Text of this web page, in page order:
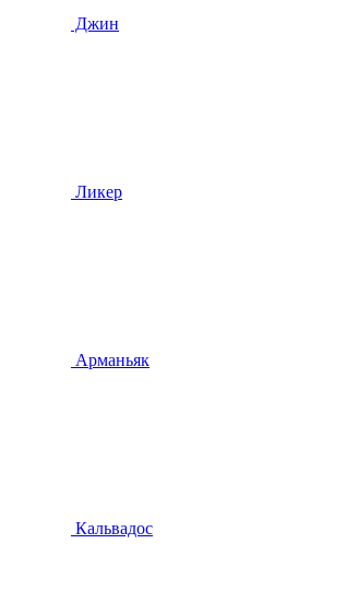
Джин
Ликер
Арманьяк
Кальвадос